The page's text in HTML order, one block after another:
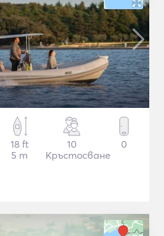
18 ft
5 m
10
Кръстосване
0